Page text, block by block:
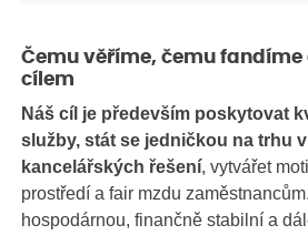
Čemu věříme, čemu fandíme
cílem
Náš cíl je především poskytovat
služby, stát se jedničkou na trhu
kancelářských řešení, vytvářet
prostředí a fair mzdu
hospodárnou, finančně stabilní a